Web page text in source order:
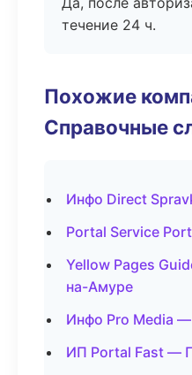
течение 24 ч.
Похожие
Справочные
Инфо Direct
Portal Service
Yellow Pages
на-Амуре
Инфо Pro Media
ИП Portal Fast —